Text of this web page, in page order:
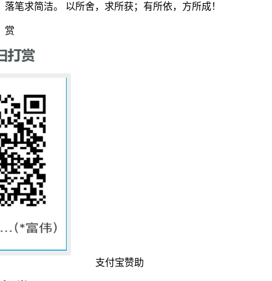
落笔求简洁。 以所舍，求所获；有所依，方所成！
赏
支付宝赞助